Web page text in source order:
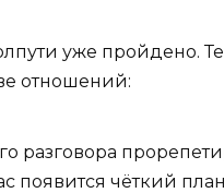
уже пройдено.
отношений:
разговора
появится чёткий